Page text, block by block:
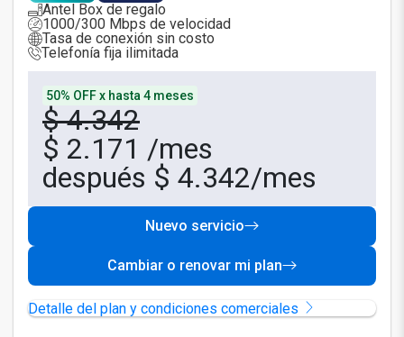
Antel Box de regalo
1000/300 Mbps de velocidad
Tasa de conexión sin costo
Telefonía fija ilimitada
50% OFF x hasta 4 meses
$ 4.342
$ 2.171 /mes
después $ 4.342/mes
Nuevo servicio
Cambiar o renovar mi plan
Detalle del plan y condiciones comerciales